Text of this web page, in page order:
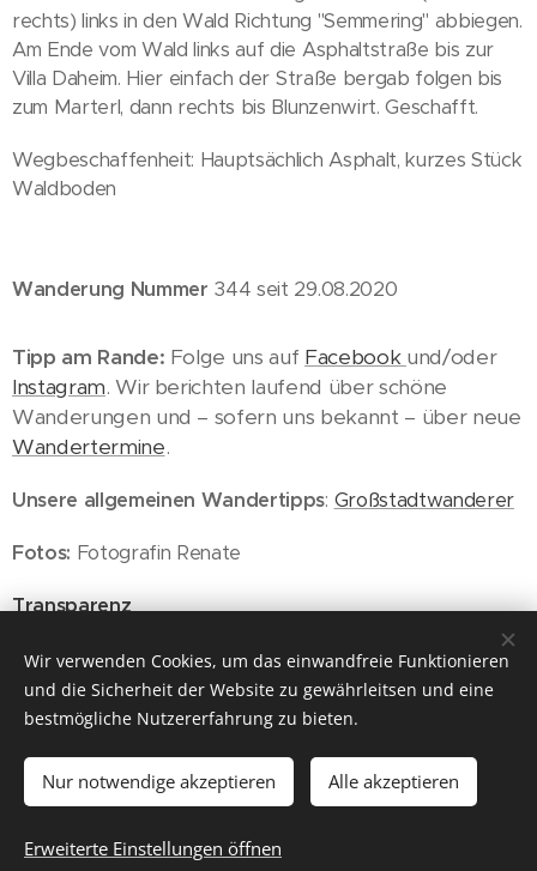
rechts) links in den Wald Richtung "Semmering" abbiegen.
Am Ende vom Wald links auf die Asphaltstraße bis zur
Villa Daheim. Hier einfach der Straße bergab folgen bis
zum Marterl, dann rechts bis Blunzenwirt. Geschafft.
Wegbeschaffenheit: Hauptsächlich Asphalt, kurzes Stück
Waldboden
Wanderung Nummer 344 seit 29.08.2020
Tipp am Rande: Folge uns auf Facebook und/oder
Instagram. Wir berichten laufend über schöne
Wanderungen und – sofern uns bekannt – über neue
Wandertermine.
Unsere allgemeinen Wandertipps: Großstadtwanderer
Fotos: Fotografin Renate
Transparenz
Wandererlebnis und offene Fragen
© 2026 ich will wieder raus
Cookies
Wir verwenden Cookies, um das einwandfreie Funktionieren
und die Sicherheit der Website zu gewährleitsen und eine
bestmögliche Nutzererfahrung zu bieten.
Nur notwendige akzeptieren Alle akzeptieren
Erweiterte Einstellungen öffnen